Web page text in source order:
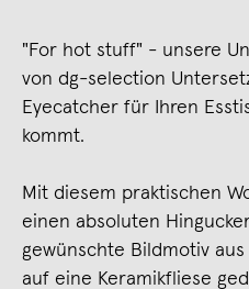
"For hot stuff" - unsere
von dg-selection
Eyecatcher für Ihren
kommt.
Mit diesem praktischen
einen absoluten
gewünschte Bildmotiv
auf eine Keramikfliese